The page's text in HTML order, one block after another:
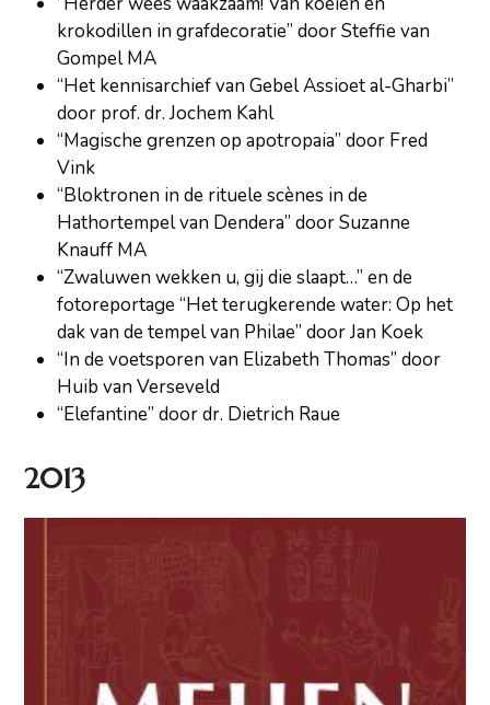
krokodillen in grafdecoratie” door Steffie van
Gompel MA
“Het kennisarchief van Gebel Assioet al-Gharbi”
door prof. dr. Jochem Kahl
“Magische grenzen op apotropaia” door Fred
Vink
“Bloktronen in de rituele scènes in de
Hathortempel van Dendera” door Suzanne
Knauff MA
“Zwaluwen wekken u, gij die slaapt…” en de
fotoreportage “Het terugkerende water: Op het
dak van de tempel van Philae” door Jan Koek
“In de voetsporen van Elizabeth Thomas” door
Huib van Verseveld
“Elefantine” door dr. Dietrich Raue
2013